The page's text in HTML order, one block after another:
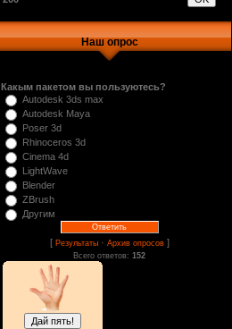
Наш опрос
Какым пакетом вы пользуютесь?
Autodesk 3ds max
Autodesk Maya
Poser 3d
Rhinoceros 3d
Cinema 4d
LightWave
Blender
ZBrush
Другим
[ Результаты· Архив опросов]
Всего ответов: 152